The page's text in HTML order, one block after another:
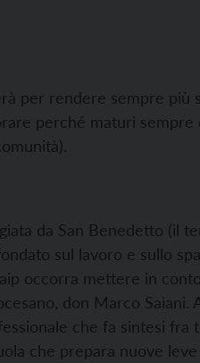
per rendere sempre più
perché maturi sempre
da San Benedetto (il
sul lavoro e sullo
occorra mettere in
don Marco Saiani.
che fa sintesi fra
che prepara nuove